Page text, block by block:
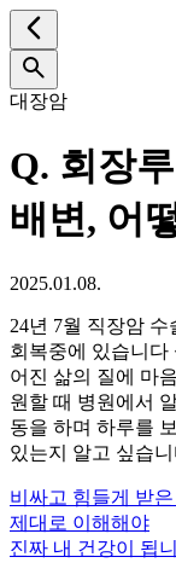
대장암
Q. 회장
배변, 어
2025.01.08.
24년 7월 직장암
회복중에 있습니다
어진 삶의 질에 마
원할 때 병원에서
동을 하며 하루를
있는지 알고 싶습
비싸고 힘들게 받
제대로 이해해야
진짜 내 건강이 됩